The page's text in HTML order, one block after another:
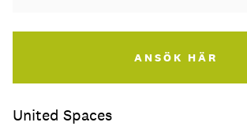
United Spaces
ANSÖK HÄR